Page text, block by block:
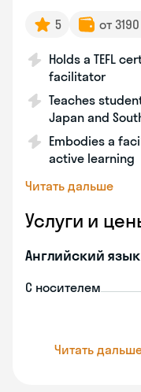
5 от
Holds a TEFL
facilitator
Teaches
Japan and
Embodies a
active learning
Читать дальше
Услуги и
Английский язык
С носителем
Читать